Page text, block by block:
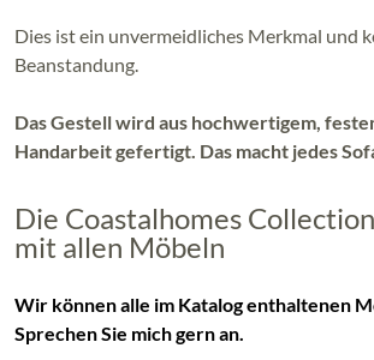
Dies ist ein unvermeidliches Merkmal und
Beanstandung.
Das Gestell wird aus hochwertigem,
Handarbeit gefertigt. Das macht jedes
Die Coastalhomes
mit allen Möbeln
Wir können alle im Katalog enthaltenen
Sprechen Sie mich gern an.